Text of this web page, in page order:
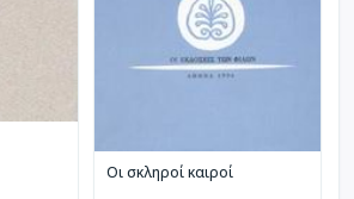
Οι σκληροί καιροί